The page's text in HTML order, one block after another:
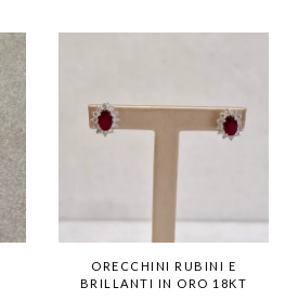
ORECCHINI RUBINI E
BRILLANTI IN ORO 18KT